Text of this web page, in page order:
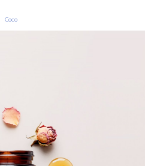
Coco